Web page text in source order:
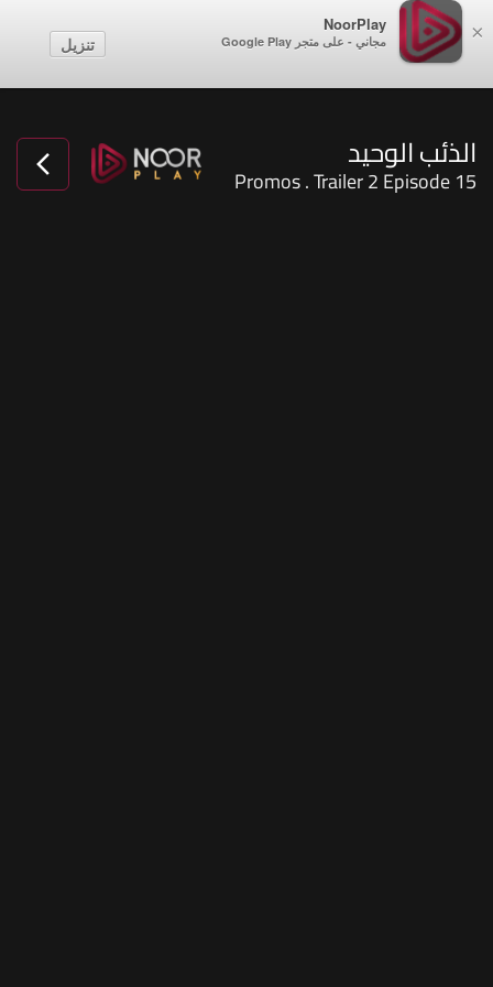
×
NoorPlay
مجاني - على متجر Google Play تنزيل
الذئب الوحيد
Promos . Trailer 2 Episode 15